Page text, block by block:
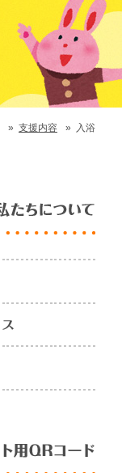
» 支援内容 » 入浴